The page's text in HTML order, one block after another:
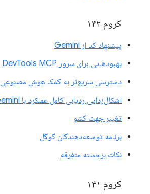
کروم ۱۴۲
پیشنهاد کد از Gemini
بهبودهایی برای سرور DevTools MCP
دسترسی سریع‌تر به کمک هوش مصنوعی
اشکال‌زدایی ردیابی کامل عملکرد با Gemini
تغییر جهت کشو
برنامه توسعه‌دهندگان گوگل
نکات برجسته متفرقه
کروم ۱۴۱